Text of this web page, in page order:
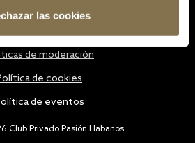
las cookies
Club Privado Pasión Habanos.
de moderación
de cookies
de eventos